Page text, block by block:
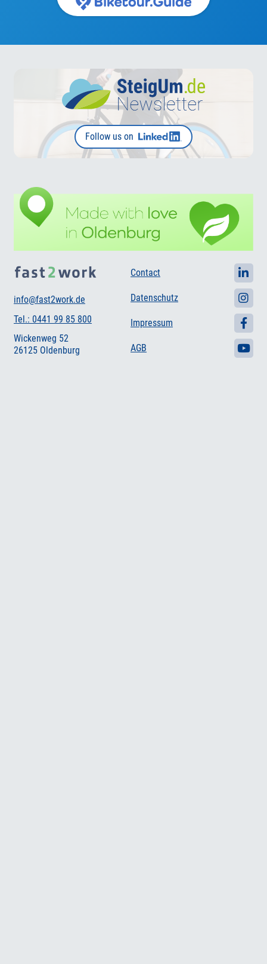
Follow us on
info@fast2work.de
Tel.: 0441 99 85 800
Wickenweg 52
26125 Oldenburg
Contact
Datenschutz
Impressum
AGB